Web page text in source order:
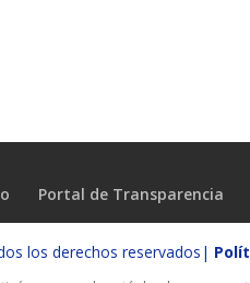
Portal de Transparencia
los derechos reservados|